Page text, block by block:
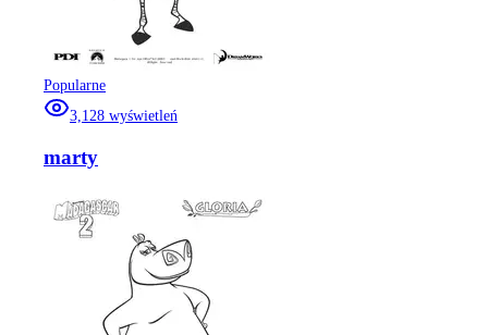
Popularne
3,128 wyświetleń
marty